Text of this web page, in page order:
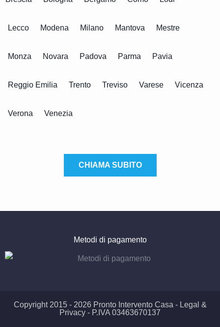
Lecco Modena Milano Mantova Mestre
Monza Novara Padova Parma Pavia
Reggio Emilia Trento Treviso Varese Vicenza
Verona Venezia
CHIAMA SUBITO
Metodi di pagamento
Copyright 2015 - 2026 Pronto Intervento Casa - Legal &
Privacy - P.IVA 03463670137